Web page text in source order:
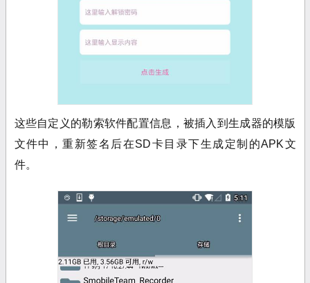
这些自定义的勒索软件配置信息，被插入到生成器的模版
文件中，重新签名后在SD卡目录下生成定制的APK文
件。